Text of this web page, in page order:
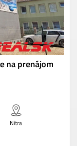
na prenájom
Nitra